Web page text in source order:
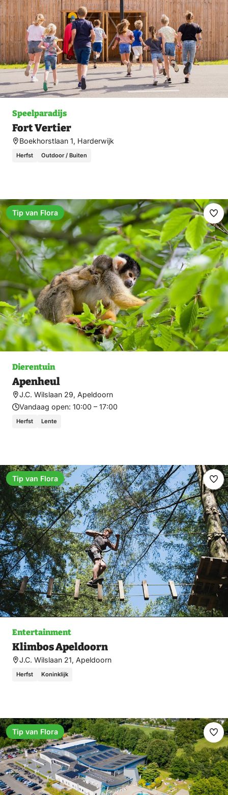
Speelparadijs
Fort Vertier
Boekhorstlaan 1, Harderwijk
Herfst Outdoor / Buiten
Dierentuin
Apenheul
J.C. Wilslaan 29, Apeldoorn
Vandaag open: 10:00 – 17:00
Herfst Lente
Tip van Flora
Entertainment
Klimbos Apeldoorn
J.C. Wilslaan 21, Apeldoorn
Herfst Koninklijk
Tip van Flora
Tip van Flora